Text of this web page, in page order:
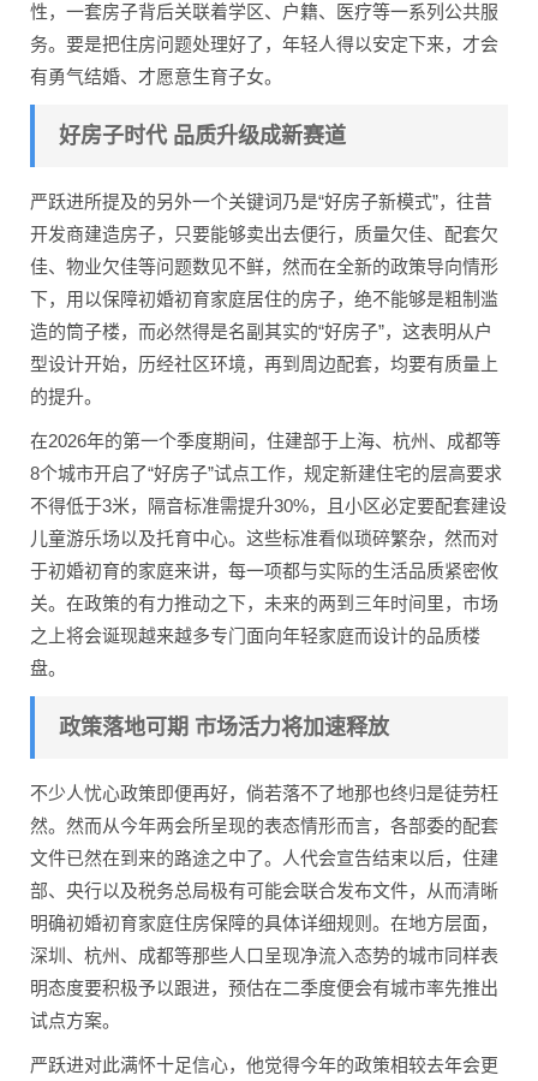
性，一套房子背后关联着学区、户籍、医疗等一系列公共服
务。要是把住房问题处理好了，年轻人得以安定下来，才会
有勇气结婚、才愿意生育子女。
好房子时代 品质升级成新赛道
严跃进所提及的另外一个关键词乃是“好房子新模式”，往昔
开发商建造房子，只要能够卖出去便行，质量欠佳、配套欠
佳、物业欠佳等问题数见不鲜，然而在全新的政策导向情形
下，用以保障初婚初育家庭居住的房子，绝不能够是粗制滥
造的筒子楼，而必然得是名副其实的“好房子”，这表明从户
型设计开始，历经社区环境，再到周边配套，均要有质量上
的提升。
在2026年的第一个季度期间，住建部于上海、杭州、成都等
8个城市开启了“好房子”试点工作，规定新建住宅的层高要求
不得低于3米，隔音标准需提升30%，且小区必定要配套建设
儿童游乐场以及托育中心。这些标准看似琐碎繁杂，然而对
于初婚初育的家庭来讲，每一项都与实际的生活品质紧密攸
关。在政策的有力推动之下，未来的两到三年时间里，市场
之上将会诞现越来越多专门面向年轻家庭而设计的品质楼
盘。
政策落地可期 市场活力将加速释放
不少人忧心政策即便再好，倘若落不了地那也终归是徒劳枉
然。然而从今年两会所呈现的表态情形而言，各部委的配套
文件已然在到来的路途之中了。人代会宣告结束以后，住建
部、央行以及税务总局极有可能会联合发布文件，从而清晰
明确初婚初育家庭住房保障的具体详细规则。在地方层面，
深圳、杭州、成都等那些人口呈现净流入态势的城市同样表
明态度要积极予以跟进，预估在二季度便会有城市率先推出
试点方案。
严跃进对此满怀十足信心，他觉得今年的政策相较去年会更